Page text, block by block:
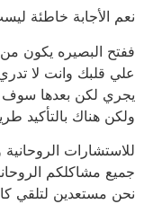
نعم الأجابة خاطئة
ففتح البصيره يكون
علي قلبك وانت لا
يجري لكن بعدها
ولكن هناك بالتأكيد
للاستشارات الروحانية
جميع مشاكلكم
نحن مستعدين لتلقي